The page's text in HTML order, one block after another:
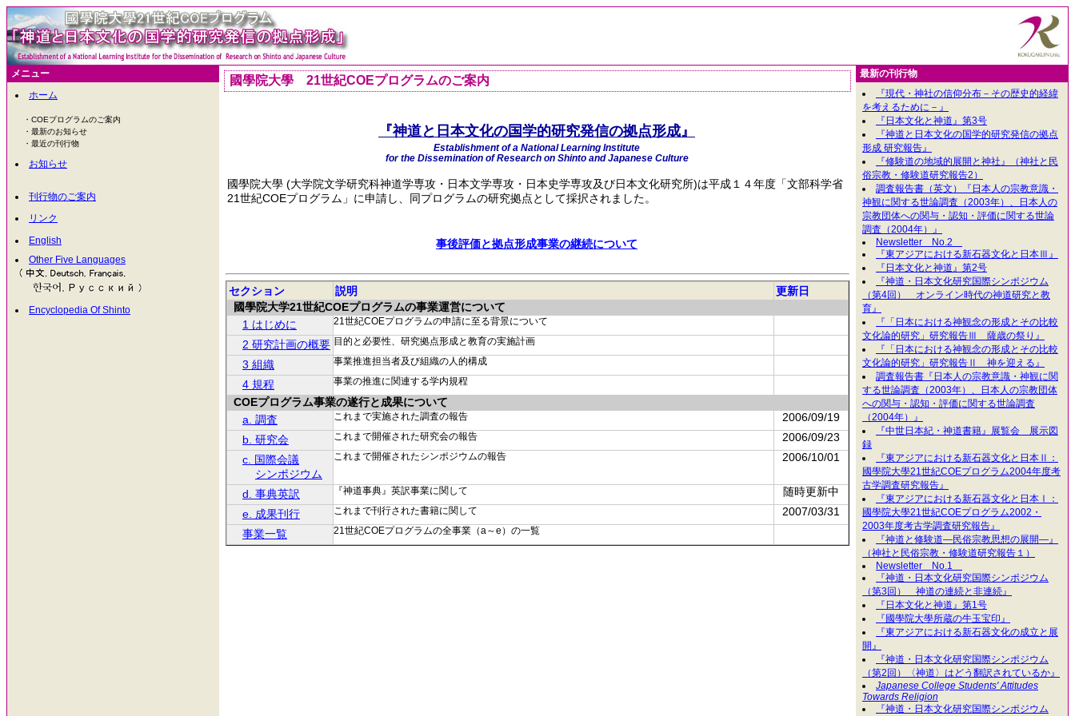
メニュー
ホーム
・COEプログラムのご案内
・最新のお知らせ
・最近の刊行物
お知らせ
刊行物のご案内
リンク
English
Other Five Languages
Encyclopedia Of Shinto
國學院大學 21世紀COEプログラムのご案内
『神道と日本文化の国学的研究発信の拠点形成』
Establishment of a National Learning Institute
for the Dissemination of Research on Shinto and Japanese Culture
國學院大學 (大学院文学研究科神道学専攻・日本文学専攻・日本史学専攻及び日本文化研究所)は平成１４年度「文部科学省
21世紀COEプログラム」に申請し、同プログラムの研究拠点として採択されました。
事後評価と拠点形成事業の継続について
セクション 説明
更新日
國學院大学21世紀COEプログラムの事業運営について
1 はじめに
21世紀COEプログラムの申請に至る背景について
2 研究計画の概要 目的と必要性、研究拠点形成と教育の実施計画
3 組織 事業推進担当者及び組織の人的構成
4 規程 事業の推進に関連する学内規程
COEプログラム事業の遂行と成果について
a. 調査
これまで実施された調査の報告
2006/09/19
b. 研究会
これまで開催された研究会の報告
2006/09/23
c. 国際会議
シンポジウム
これまで開催されたシンポジウムの報告 2006/10/01
d. 事典英訳 『神道事典』英訳事業に関して
随時更新中
e. 成果刊行
これまで刊行された書籍に関して
2007/03/31
事業一覧
21世紀COEプログラムの全事業（a～e）の一覧
最新の刊行物
『現代・神社の信仰分布－その歴史的経緯
を考えるために－』
『日本文化と神道』第3号
『神道と日本文化の国学的研究発信の拠点
形成 研究報告』
『修験道の地域的展開と神社』（神社と民
俗宗教・修験道研究報告2）
調査報告書（英文）『日本人の宗教意識・
神観に関する世論調査（2003年）、日本人の
宗教団体への関与・認知・評価に関する世論
調査（2004年）』
Newsletter No.2
『東アジアにおける新石器文化と日本Ⅲ』
『日本文化と神道』第2号
『神道・日本文化研究国際シンポジウム
（第4回） オンライン時代の神道研究と教
育』
『「日本における神観念の形成とその比較
文化論的研究」研究報告Ⅲ 薩歳の祭り』
『「日本における神観念の形成とその比較
文化論的研究」研究報告Ⅱ 神を迎える』
調査報告書『日本人の宗教意識・神観に関
する世論調査（2003年）、日本人の宗教団体
への関与・認知・評価に関する世論調査
（2004年）』
『中世日本紀・神道書籍』展覧会 展示図
録
『東アジアにおける新石器文化と日本Ⅱ：
國學院大學21世紀COEプログラム2004年度考
古学調査研究報告』
『東アジアにおける新石器文化と日本Ⅰ：
國學院大學21世紀COEプログラム2002・
2003年度考古学調査研究報告』
『神道と修験道―民俗宗教思想の展開―』
（神社と民俗宗教・修験道研究報告１）
Newsletter No.1
『神道・日本文化研究国際シンポジウム
（第3回） 神道の連続と非連続』
『日本文化と神道』第1号
『國學院大學所蔵の牛玉宝印』
『東アジアにおける新石器文化の成立と展
開』
『神道・日本文化研究国際シンポジウム
（第2回）〈神道〉はどう翻訳されているか』
Japanese College Students' Attitudes
Towards Religion
『神道・日本文化研究国際シンポジウム